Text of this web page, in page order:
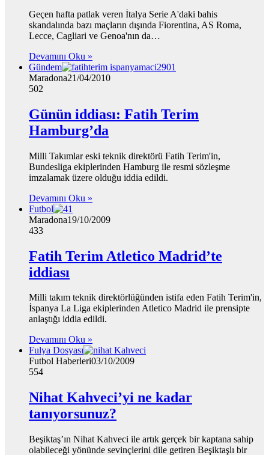
Geçen hafta patlak veren İtalya Serie A'daki bahis
skandalında bazı maçların dışında Fiorentina, AS Roma,
Lecce, Cagliari ve Genoa'nın da…
Devamını Oku »
Gündem
Maradona21/04/2010
502
Günün iddiası: Fatih Terim
Hamburg’da
Milli Takımlar eski teknik direktörü Fatih Terim'in,
Bundesliga ekiplerinden Hamburg ile resmi sözleşme
imzalamak üzere olduğu iddia edildi.
Devamını Oku »
Futbol
Maradona19/10/2009
433
Fatih Terim Atletico Madrid’te
iddiası
Milli takım teknik direktörlüğünden istifa eden Fatih Terim'in,
İspanya La Liga ekiplerinden Atletico Madrid ile prensipte
anlaştığı iddia edildi.
Devamını Oku »
Fulya Dosyası
Futbol Haberleri03/10/2009
554
Nihat Kahveci’yi ne kadar
tanıyorsunuz?
Beşiktaş’ın Nihat Kahveci ile artık gerçek bir kaptana sahip
olabileceği yönünde sevinçlerini dile getiren Beşiktaşlı bir